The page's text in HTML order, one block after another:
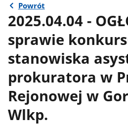
Powrót
2025.04.04 -
sprawie
stanowiska
prokuratora w
Rejonowej w
Wlkp.